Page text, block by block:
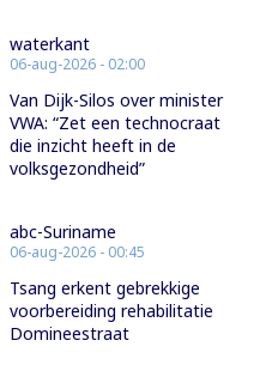
waterkant
06-aug-2026 - 02:00
Van Dijk-Silos over minister
VWA: “Zet een technocraat
die inzicht heeft in de
volksgezondheid”
abc-Suriname
06-aug-2026 - 00:45
Tsang erkent gebrekkige
voorbereiding rehabilitatie
Domineestraat